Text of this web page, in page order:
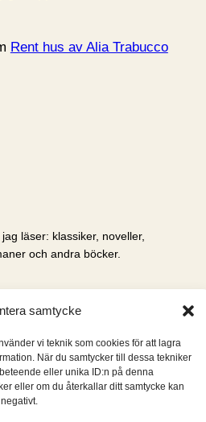
samtycke
vi teknik som cookies för att lagra
När du samtycker till dessa tekniker
eller unika ID:n på denna
eller om du återkallar ditt samtycke kan
Rent hus av Alia Trabucco
läser: klassiker, noveller,
och andra böcker.